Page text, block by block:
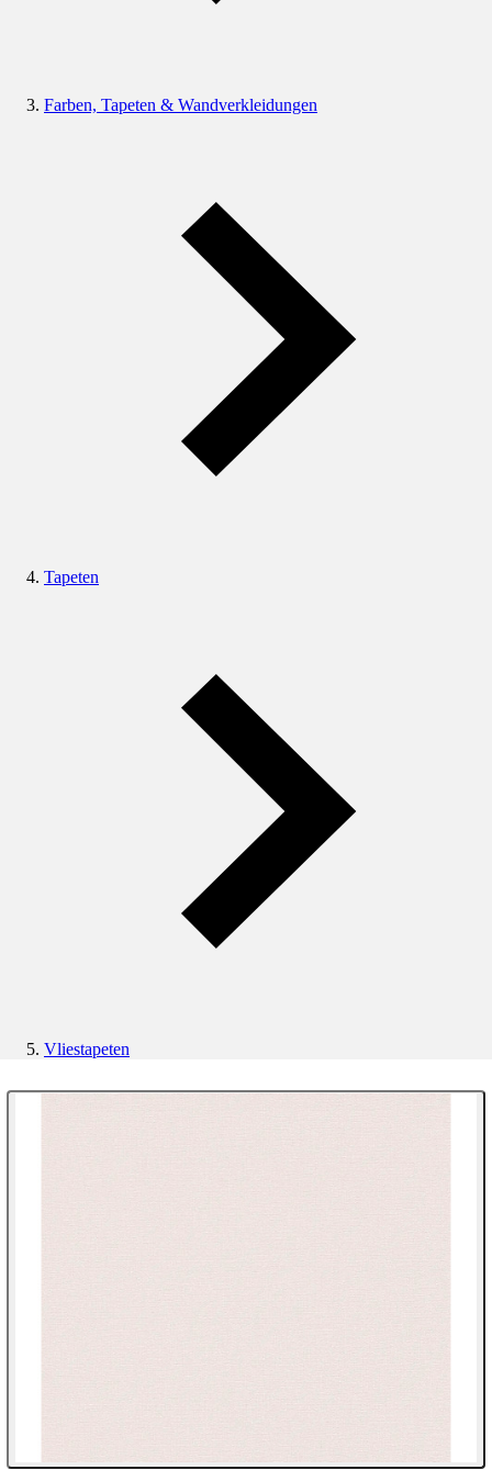
Farben, Tapeten & Wandverkleidungen
Tapeten
Vliestapeten